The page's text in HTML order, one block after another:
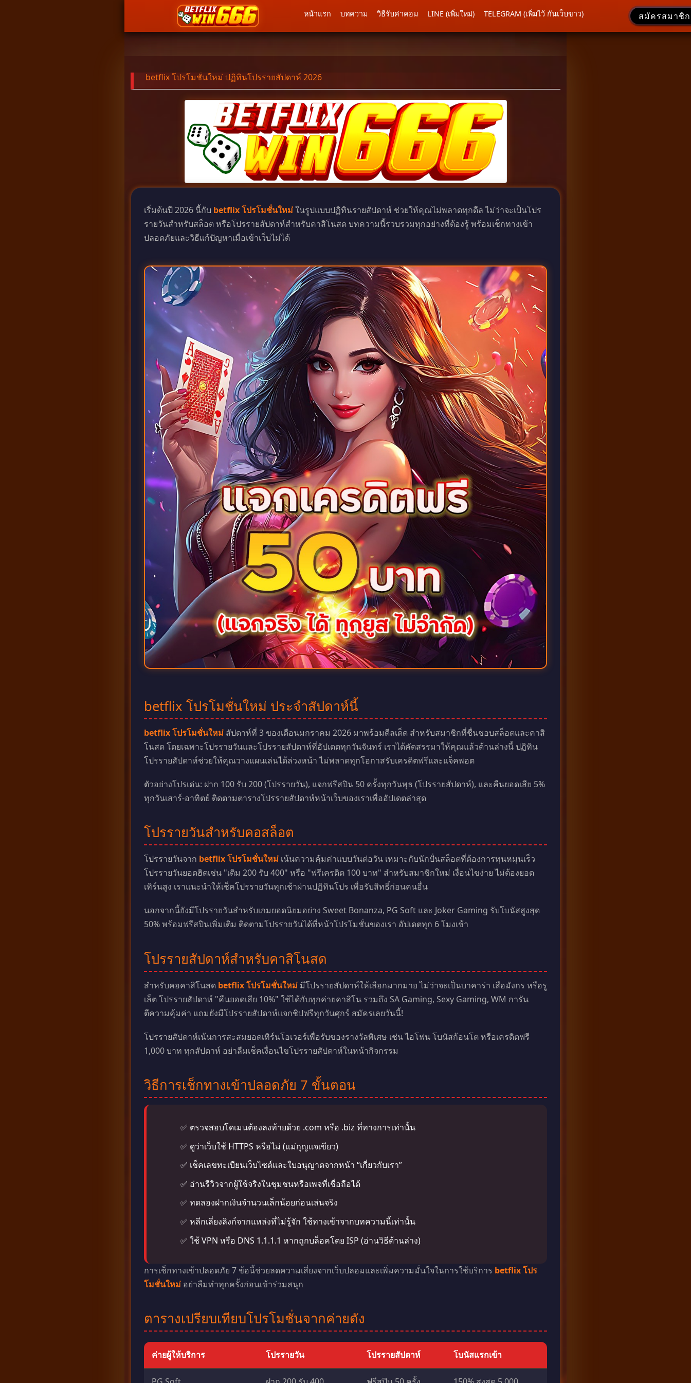
สมัครสมาชิก
หน้าแรก บทความ วิธีรับค่าคอม LINE (เพิ่มใหม่) TELEGRAM (เพิ่มไว้ กันเว็บขาว)
รับข่าวสาร ไม่รับข่าวสาร
betflix โปรโมชั่นใหม่ ปฏิทินโปรรายสัปดาห์ 2026
เริ่มต้นปี 2026 นี้กับ betflix โปรโมชั่นใหม่ในรูปแบบปฏิทินรายสัปดาห์ ช่วยให้คุณไม่พลาดทุกดีล ไม่ว่าจะเป็นโปร
รายวันสำหรับสล็อต หรือโปรรายสัปดาห์สำหรับคาสิโนสด บทความนี้รวบรวมทุกอย่างที่ต้องรู้ พร้อมเช็กทางเข้า
ปลอดภัยและวิธีแก้ปัญหาเมื่อเข้าเว็บไม่ได้
betflix โปรโมชั่นใหม่ ประจำสัปดาห์นี้
betflix โปรโมชั่นใหม่ สัปดาห์ที่ 3 ของเดือนมกราคม 2026 มาพร้อมดีลเด็ด สำหรับสมาชิกที่ชื่นชอบสล็อตและคาสิ
โนสด โดยเฉพาะโปรรายวันและโปรรายสัปดาห์ที่อัปเดตทุกวันจันทร์ เราได้คัดสรรมาให้คุณแล้วด้านล่างนี้ ปฏิทิน
โปรรายสัปดาห์ช่วยให้คุณวางแผนเล่นได้ล่วงหน้า ไม่พลาดทุกโอกาสรับเครดิตฟรีและแจ็คพอต
ตัวอย่างโปรเด่น: ฝาก 100 รับ 200 (โปรรายวัน), แจกฟรีสปิน 50 ครั้งทุกวันพุธ (โปรรายสัปดาห์), และคืนยอดเสีย 5%
ทุกวันเสาร์-อาทิตย์ ติดตามตารางโปรรายสัปดาห์หน้าเว็บของเราเพื่ออัปเดตล่าสุด
โปรรายวันสำหรับคอสล็อต
โปรรายวันจาก betflix โปรโมชั่นใหม่ เน้นความคุ้มค่าแบบวันต่อวัน เหมาะกับนักปั่นสล็อตที่ต้องการทุนหมุนเร็ว
โปรรายวันยอดฮิตเช่น "เติม 200 รับ 400" หรือ "ฟรีเครดิต 100 บาท" สำหรับสมาชิกใหม่ เงื่อนไขง่าย ไม่ต้องยอด
เทิร์นสูง เราแนะนำให้เช็คโปรรายวันทุกเช้าผ่านปฏิทินโปร เพื่อรับสิทธิ์ก่อนคนอื่น
นอกจากนี้ยังมีโปรรายวันสำหรับเกมยอดนิยมอย่าง Sweet Bonanza, PG Soft และ Joker Gaming รับโบนัสสูงสุด
50% พร้อมฟรีสปินเพิ่มเติม ติดตามโปรรายวันได้ที่หน้าโปรโมชั่นของเรา อัปเดตทุก 6 โมงเช้า
โปรรายสัปดาห์สำหรับคาสิโนสด
สำหรับคอคาสิโนสด betflix โปรโมชั่นใหม่ มีโปรรายสัปดาห์ให้เลือกมากมาย ไม่ว่าจะเป็นบาคาร่า เสือมังกร หรือรู
เล็ต โปรรายสัปดาห์ "คืนยอดเสีย 10%" ใช้ได้กับทุกค่ายคาสิโน รวมถึง SA Gaming, Sexy Gaming, WM การัน
ตีความคุ้มค่า แถมยังมีโปรรายสัปดาห์แจกชิปฟรีทุกวันศุกร์ สมัครเลยวันนี้!
โปรรายสัปดาห์เน้นการสะสมยอดเทิร์นโอเวอร์เพื่อรับของรางวัลพิเศษ เช่น ไอโฟน โบนัสก้อนโต หรือเครดิตฟรี
1,000 บาท ทุกสัปดาห์ อย่าลืมเช็คเงื่อนไขโปรรายสัปดาห์ในหน้ากิจกรรม
วิธีการเช็กทางเข้าปลอดภัย 7 ขั้นตอน
ตรวจสอบโดเมนต้องลงท้ายด้วย .com หรือ .biz ที่ทางการเท่านั้น
ดูว่าเว็บใช้ HTTPS หรือไม่ (แม่กุญแจเขียว)
เช็คเลขทะเบียนเว็บไซต์และใบอนุญาตจากหน้า “เกี่ยวกับเรา”
อ่านรีวิวจากผู้ใช้จริงในชุมชนหรือเพจที่เชื่อถือได้
ทดลองฝากเงินจำนวนเล็กน้อยก่อนเล่นจริง
หลีกเลี่ยงลิงก์จากแหล่งที่ไม่รู้จัก ใช้ทางเข้าจากบทความนี้เท่านั้น
ใช้ VPN หรือ DNS 1.1.1.1 หากถูกบล็อคโดย ISP (อ่านวิธีด้านล่าง)
การเช็กทางเข้าปลอดภัย 7 ข้อนี้ช่วยลดความเสี่ยงจากเว็บปลอมและเพิ่มความมั่นใจในการใช้บริการ betflix โปร
โมชั่นใหม่ อย่าลืมทำทุกครั้งก่อนเข้าร่วมสนุก
ตารางเปรียบเทียบโปรโมชั่นจากค่ายดัง
ค่ายผู้ให้บริการ โปรรายวัน โปรรายสัปดาห์ โบนัสแรกเข้า